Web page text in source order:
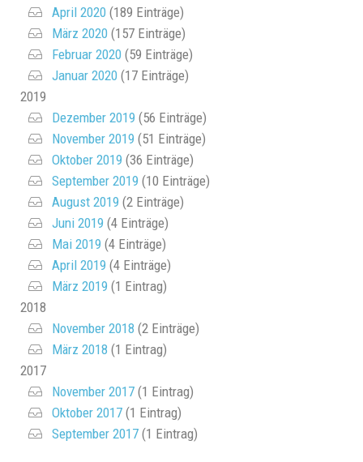
April 2020 (189 Einträge)
März 2020 (157 Einträge)
Februar 2020 (59 Einträge)
Januar 2020 (17 Einträge)
2019
Dezember 2019 (56 Einträge)
November 2019 (51 Einträge)
Oktober 2019 (36 Einträge)
September 2019 (10 Einträge)
August 2019 (2 Einträge)
Juni 2019 (4 Einträge)
Mai 2019 (4 Einträge)
April 2019 (4 Einträge)
März 2019 (1 Eintrag)
2018
November 2018 (2 Einträge)
März 2018 (1 Eintrag)
2017
November 2017 (1 Eintrag)
Oktober 2017 (1 Eintrag)
September 2017 (1 Eintrag)